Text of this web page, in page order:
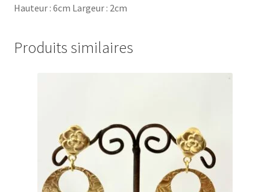
Hauteur : 6cm Largeur : 2cm
Produits similaires